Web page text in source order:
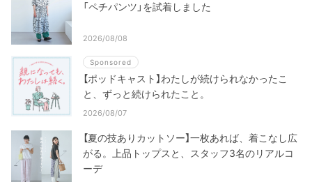
「ペチパンツ」を試着しました
2026/08/08
Sponsored
【ポッドキャスト】わたしが続けられなかったこ
と、ずっと続けられたこと。
2026/08/07
【夏の技ありカットソー】一枚あれば、着こなし広
がる。上品トップスと、スタッフ3名のリアルコ
ーデ